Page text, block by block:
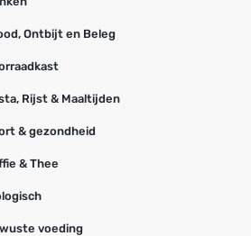
Ontbijt en Beleg
Rijst & Maaltijden
& gezondheid
& Thee
voeding